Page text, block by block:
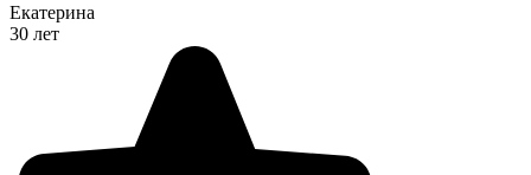
Екатерина
30 лет